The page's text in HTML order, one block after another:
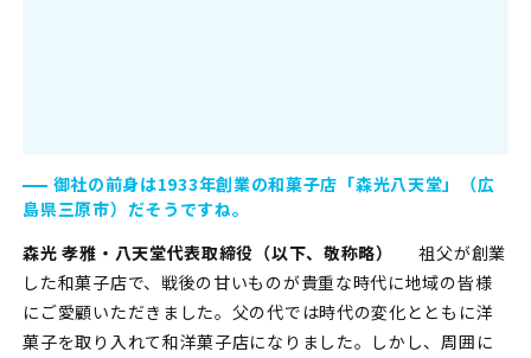
御社の前身は1933年創業の和菓子店「森光八天堂」（広
島県三原市）だそうですね。
森光 孝雅・八天堂代表取締役（以下、敬称略）
祖父が創業
した和菓子店で、戦後の甘いものが貴重な時代に地域の皆様
にご愛顧いただきました。父の代では時代の変化とともに洋
菓子を取り入れて和洋菓子店になりました。しかし、周囲に